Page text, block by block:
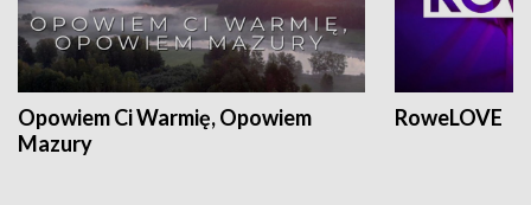
Opowiem Ci Warmię, Opowiem
Mazury
RoweLOVE